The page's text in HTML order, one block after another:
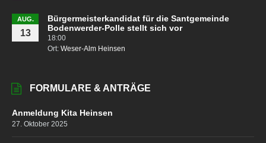
AUG.
13
Bürgermeisterkandidat für die Santgemeinde
Bodenwerder-Polle stellt sich vor
18:00
Ort: Weser-Alm Heinsen
FORMULARE & ANTRÄGE
Anmeldung Kita Heinsen
27. Oktober 2025